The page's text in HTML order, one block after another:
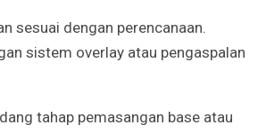
sesuai dengan perencanaan.
sistem overlay atau pengaspalan
tahap pemasangan base atau